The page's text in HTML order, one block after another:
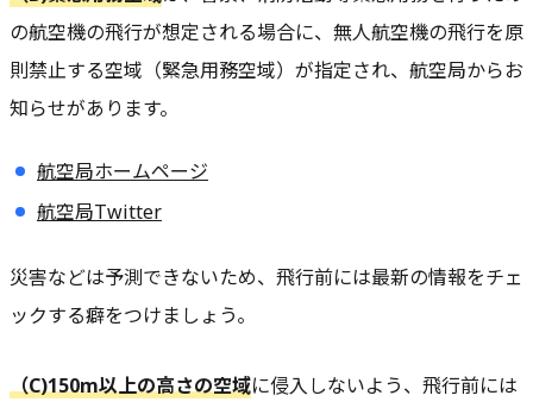
の航空機の飛行が想定される場合に、無人航空機の飛行を原
則禁止する空域（緊急用務空域）が指定され、航空局からお
知らせがあります。
航空局ホームページ
航空局Twitter
災害などは予測できないため、飛行前には最新の情報をチェ
ックする癖をつけましょう。
（C)150m以上の高さの空域に侵入しないよう、飛行前には